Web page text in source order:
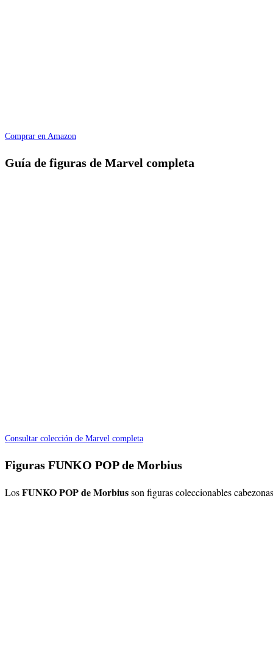
Comprar en Amazon
Guía de figuras de Marvel completa
Consultar colección de Marvel completa
Figuras FUNKO POP de Morbius
LosFUNKO POP de Morbiusson figuras coleccionables